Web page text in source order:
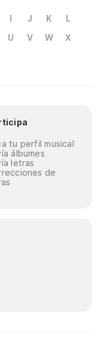
I J K
L
U V W
X
tu perfil musical
álbumes
letras
de